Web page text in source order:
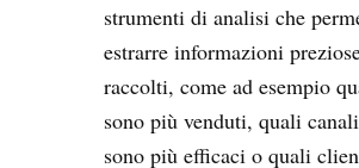
strumenti di analisi che
estrarre informazioni
raccolti, come ad esempio
sono più venduti, quali
sono più efficaci o quali